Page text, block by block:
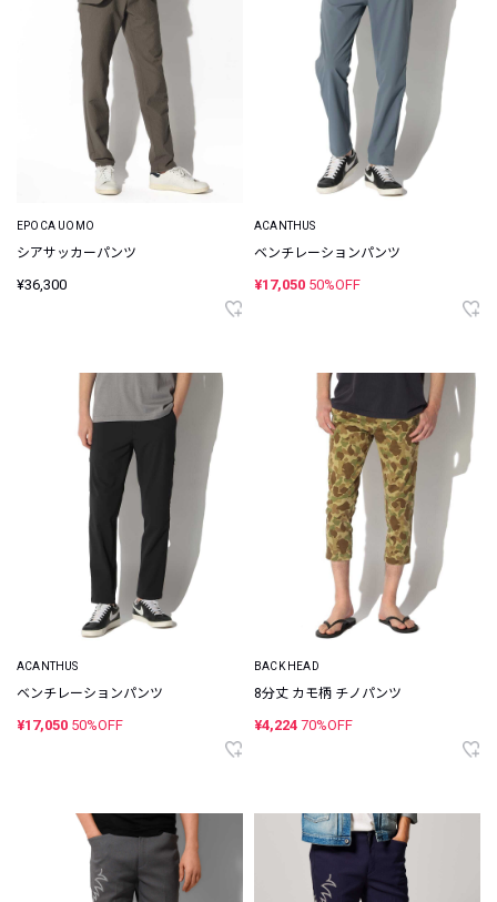
EPOCA UOMO
シアサッカーパンツ
¥36,300
ACANTHUS
ベンチレーションパンツ
¥17,050 50%OFF
ACANTHUS
ベンチレーションパンツ
¥17,050 50%OFF
BACK HEAD
8分丈 カモ柄 チノパンツ
¥4,224 70%OFF